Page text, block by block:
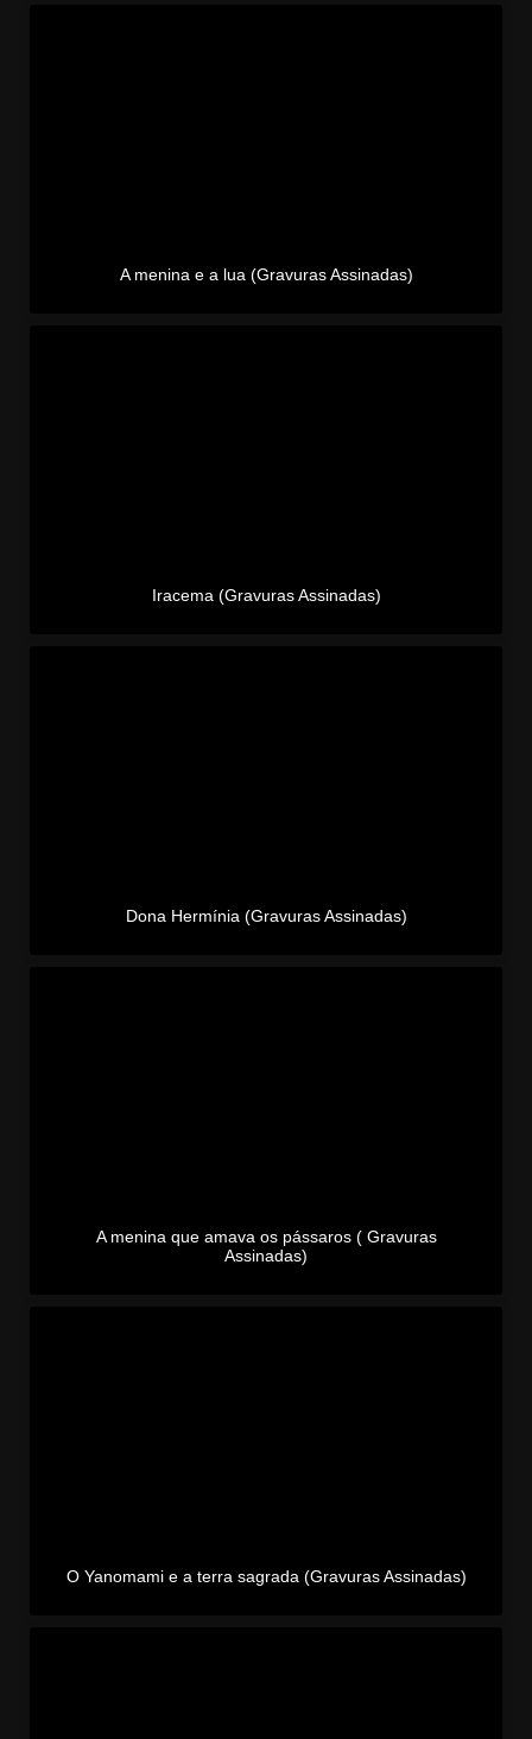
A menina e a lua (Gravuras Assinadas)
Iracema (Gravuras Assinadas)
Dona Hermínia (Gravuras Assinadas)
A menina que amava os pássaros ( Gravuras
Assinadas)
O Yanomami e a terra sagrada (Gravuras Assinadas)